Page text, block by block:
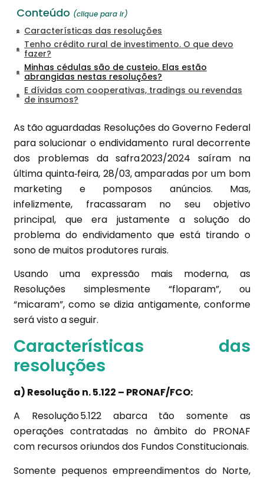
Conteúdo (clique para ir)
Características das resoluções
Tenho crédito rural de investimento. O que devo
fazer?
Minhas cédulas são de custeio. Elas estão
abrangidas nestas resoluções?
E dívidas com cooperativas, tradings ou revendas
de insumos?
As tão aguardadas Resoluções do Governo Federal
para solucionar o endividamento rural decorrente
dos problemas da safra 2023/2024 saíram na
última quinta‑feira, 28/03, amparadas por um bom
marketing e pomposos anúncios. Mas,
infelizmente, fracassaram no seu objetivo
principal, que era justamente a solução do
problema do endividamento que está tirando o
sono de muitos produtores rurais.
Usando uma expressão mais moderna, as
Resoluções simplesmente “floparam”, ou
“micaram”, como se dizia antigamente, conforme
será visto a seguir.
Características das
resoluções
a) Resolução n. 5.122 – PRONAF/FCO:
A Resolução 5.122 abarca tão somente as
operações contratadas no âmbito do PRONAF
com recursos oriundos dos Fundos Constitucionais.
Somente pequenos empreendimentos do Norte,